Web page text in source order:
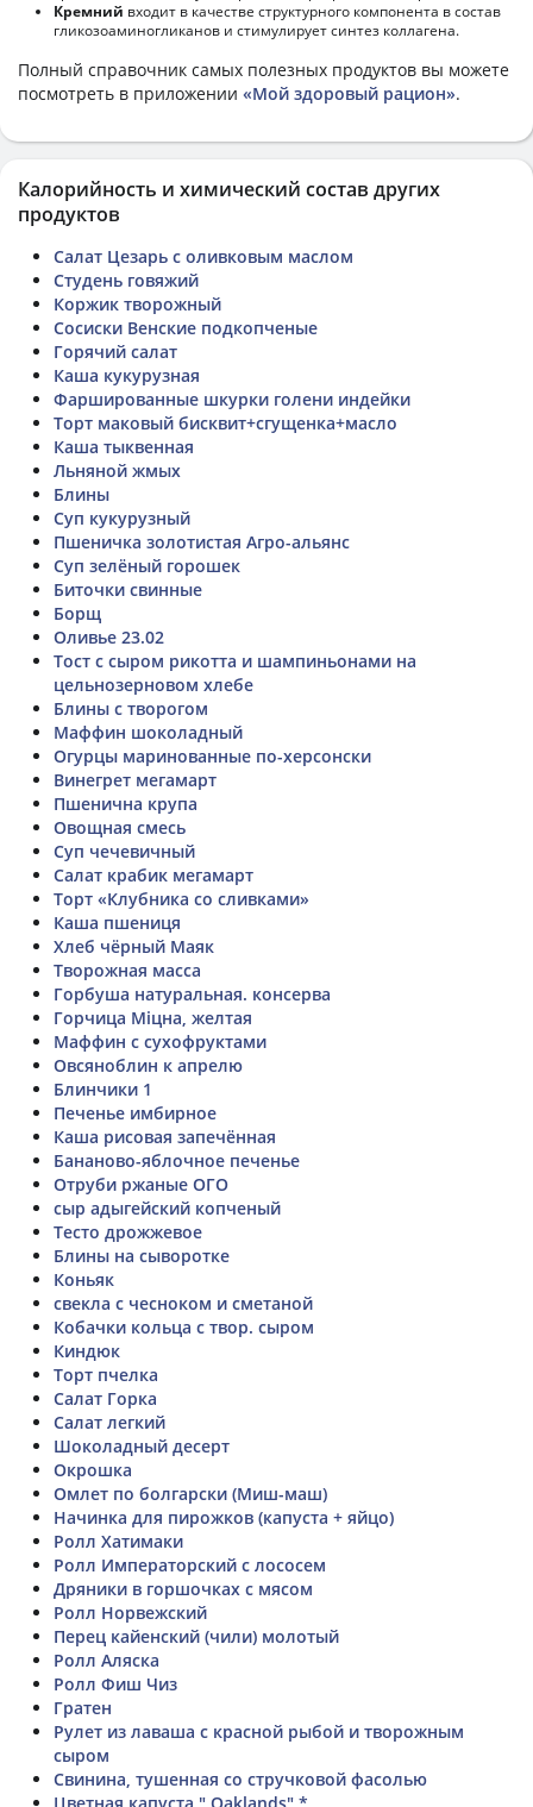
Кремний входит в качестве структурного компонента в состав
гликозоаминогликанов и стимулирует синтез коллагена.
Полный справочник самых полезных продуктов вы можете
посмотреть в приложении «Мой здоровый рацион».
Калорийность и химический состав других
продуктов
Салат Цезарь с оливковым маслом
Студень говяжий
Коржик творожный
Сосиски Венские подкопченые
Горячий салат
Каша кукурузная
Фаршированные шкурки голени индейки
Торт маковый бисквит+сгущенка+масло
Каша тыквенная
Льняной жмых
Блины
Суп кукурузный
Пшеничка золотистая Агро-альянс
Суп зелёный горошек
Биточки свинные
Борщ
Оливье 23.02
Тост с сыром рикотта и шампиньонами на
цельнозерновом хлебе
Блины с творогом
Маффин шоколадный
Огурцы маринованные по-херсонски
Винегрет мегамарт
Пшенична крупа
Овощная смесь
Суп чечевичный
Салат крабик мегамарт
Торт «Клубника со сливками»
Каша пшениця
Хлеб чёрный Маяк
Творожная масса
Горбуша натуральная. консерва
Горчица Міцна, желтая
Маффин с сухофруктами
Овсяноблин к апрелю
Блинчики 1
Печенье имбирное
Каша рисовая запечённая
Бананово-яблочное печенье
Отруби ржаные ОГО
сыр адыгейский копченый
Тесто дрожжевое
Блины на сыворотке
Коньяк
свекла с чесноком и сметаной
Кобачки кольца с твор. сыром
Киндюк
Торт пчелка
Салат Горка
Салат легкий
Шоколадный десерт
Окрошка
Омлет по болгарски (Миш-маш)
Начинка для пирожков (капуста + яйцо)
Ролл Хатимаки
Ролл Императорский с лососем
Дряники в горшочках с мясом
Ролл Норвежский
Перец кайенский (чили) молотый
Ролл Аляска
Ролл Фиш Чиз
Гратен
Рулет из лаваша с красной рыбой и творожным
сыром
Свинина, тушенная со стручковой фасолью